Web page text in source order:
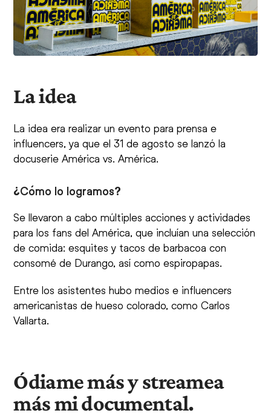
La idea
La idea era realizar un evento para prensa e
influencers, ya que el 31 de agosto se lanzó la
docuserie América vs. América.
¿Cómo lo logramos?
Se llevaron a cabo múltiples acciones y actividades
para los fans del América, que incluían una selección
de comida: esquites y tacos de barbacoa con
consomé de Durango, así como espiropapas.
Entre los asistentes hubo medios e influencers
americanistas de hueso colorado, como Carlos
Vallarta.
Ódiame más y streamea
más mi documental.